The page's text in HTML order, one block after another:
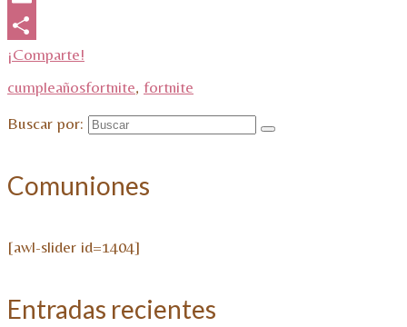
Email
¡Comparte!
cumpleañosfortnite, fortnite
Buscar por:
Comuniones
[awl-slider id=1404]
Entradas recientes